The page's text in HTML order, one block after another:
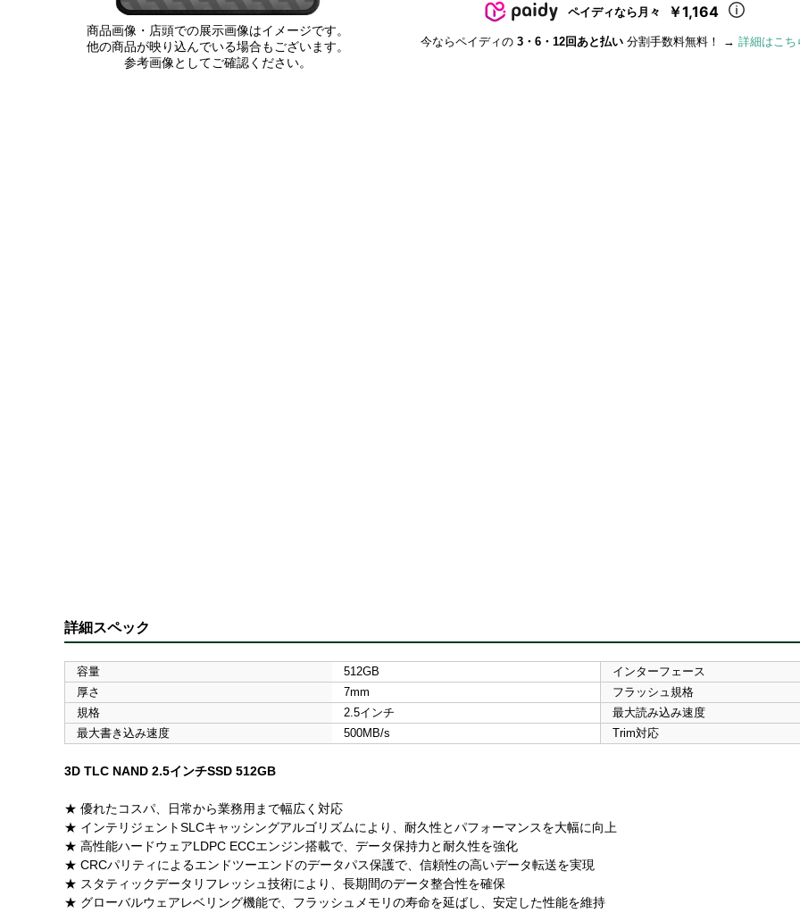
商品画像・店頭での展示画像はイメージです。
他の商品が映り込んでいる場合もございます。
参考画像としてご確認ください。
ペイディなら月々 ￥1,164
今ならペイディの 3・6・12回あと払い 分割手数料無料！ → 詳細はこち
詳細スペック
容量 512GB
インターフェース
厚さ
7mm
フラッシュ規格
規格
2.5インチ
最大読み込み速度
最大書き込み速度
500MB/s Trim対応
3D TLC NAND 2.5インチSSD 512GB
★ 優れたコスパ、日常から業務用まで幅広く対応
★ インテリジェントSLCキャッシングアルゴリズムにより、耐久性とパフォーマンスを大幅に向上
★ 高性能ハードウェアLDPC ECCエンジン搭載で、データ保持力と耐久性を強化
★ CRCパリティによるエンドツーエンドのデータパス保護で、信頼性の高いデータ転送を実現
★ スタティックデータリフレッシュ技術により、長期間のデータ整合性を確保
★ グローバルウェアレベリング機能で、フラッシュメモリの寿命を延ばし、安定した性能を維持